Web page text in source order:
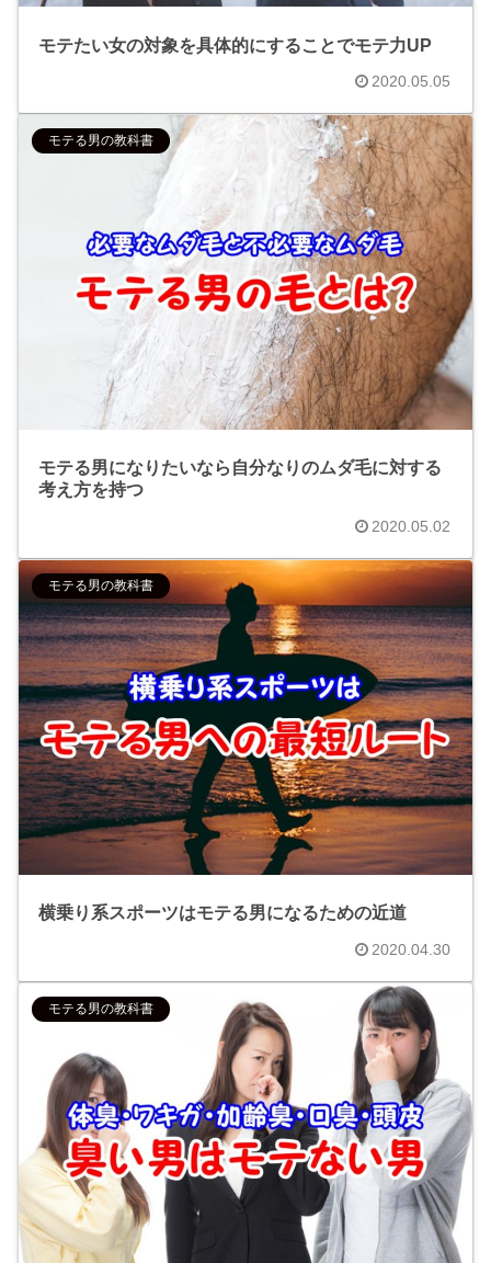
モテたい女の対象を具体的にすることでモテ力UP
2020.05.05
モテる男の教科書
モテる男になりたいなら自分なりのムダ毛に対する
考え方を持つ
2020.05.02
モテる男の教科書
横乗り系スポーツはモテる男になるための近道
2020.04.30
モテる男の教科書